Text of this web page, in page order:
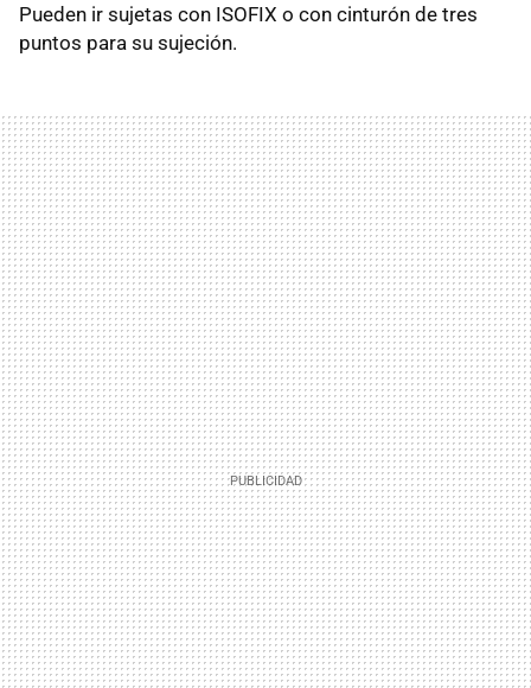
Pueden ir sujetas con ISOFIX o con cinturón de tres
puntos para su sujeción.